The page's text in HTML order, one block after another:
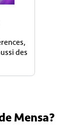
des
Mensa?